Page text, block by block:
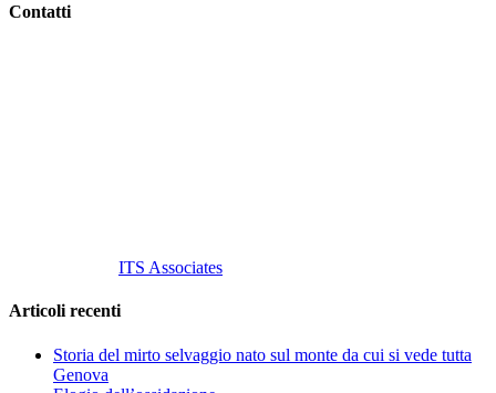
Contatti
ITS Associates
Articoli recenti
Storia del mirto selvaggio nato sul monte da cui si vede tutta
Genova